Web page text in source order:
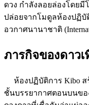
ดวง กำลังลอยล่องโดยมี
ปล่อยจากโมดูลห้องปฏิบั
อวกาศนานาชาติ
ภารกิจของดาวเ
ห้องปฏิบัติการ Kibo ส
ชั้นบรรยากาศตอนบนขอ